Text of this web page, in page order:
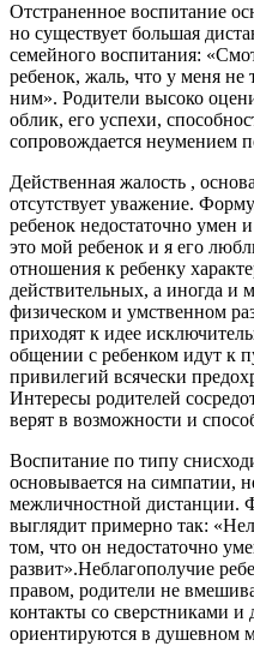
Отстраненное воспитание
но существует большая
семейного воспитания:
ребенок, жаль, что у меня
ним». Родители высоко
облик, его успехи,
сопровождается неумением
Действенная жалость ,
отсутствует уважение.
ребенок недостаточно умен
это мой ребенок и я его
отношения к ребенку
действительных, а иногда и
физическом и умственном
приходят к идее
общении с ребенком идут к
привилегий всячески
Интересы родителей
верят в возможности и
Воспитание по типу
основывается на симпатии,
межличностной дистанции.
выглядит примерно так:
том, что он недостаточно
развит».Неблагополучие
правом, родители не
контакты со сверстниками
ориентируются в душевном